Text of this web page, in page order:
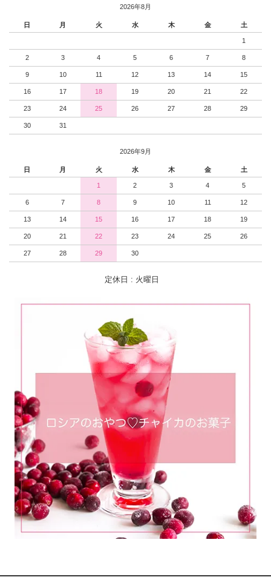
2026年8月
日 月 火 水 木 金 土
1
2 3 4 5 6 7 8
9 10 11 12 13 14 15
16 17 18 19 20 21 22
23 24 25 26 27 28 29
30 31
2026年9月
日 月 火 水 木 金 土
1 2 3 4 5
6 7 8 9 10 11 12
13 14 15 16 17 18 19
20 21 22 23 24 25 26
27 28 29 30
定休日 : 火曜日